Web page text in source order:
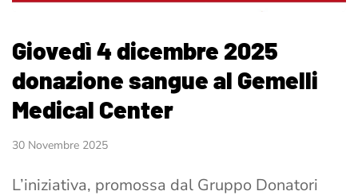
Giovedì 4 dicembre 2025
donazione sangue al Gemelli
Medical Center
30 Novembre 2025
L’iniziativa, promossa dal Gruppo Donatori